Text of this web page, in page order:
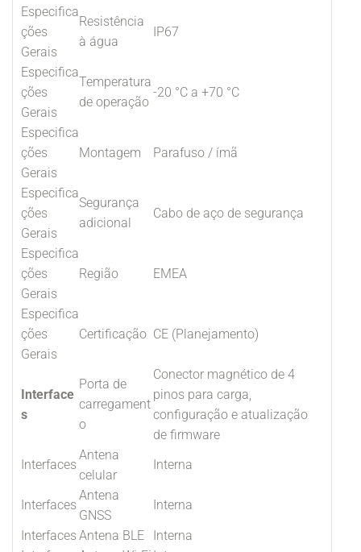
Especifica
ções
Gerais
Resistência
à água
IP67
Especifica
ções
Gerais
Temperatura
de operação
-20 °C a +70 °C
Especifica
ções
Gerais
Montagem Parafuso / ímã
Especifica
ções
Gerais
Segurança
adicional
Cabo de aço de segurança
Especifica
ções
Gerais
Região EMEA
Especifica
ções
Gerais
Certificação CE (Planejamento)
Interface
s
Porta de
carregament
o
Conector magnético de 4
pinos para carga,
configuração e atualização
de firmware
Interfaces
Antena
celular
Interna
Interfaces
Antena
GNSS
Interna
InterfacesAntena BLE
Interna